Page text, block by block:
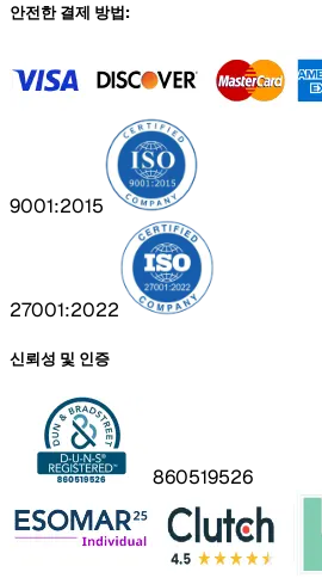
안전한 결제 방법:
9001:2015
27001:2022
신뢰성 및 인증
860519526